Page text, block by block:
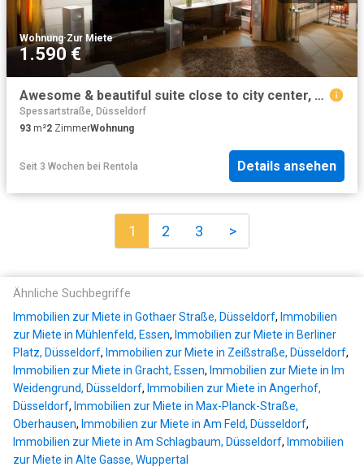
Wohnung·Zur Miete
1.590 €
Awesome & beautiful suite close to city center, Essen, Essen Amsterdam Apartments for Rent
Spessartstraße, Düsseldorf
93 m²2 ZimmerWohnung
Seit 3 Wochen bei Rentola Details ansehen
1 2 3 >
Ähnliche Suchbegriffe
Immobilien zur Miete in Gothaer Straße, Düsseldorf, Immobilien
zur Miete in Mühlenfeld, Essen, Immobilien zur Miete in Berliner
Platz, Düsseldorf, Immobilien zur Miete in Zeißstraße, Düsseldorf,
Immobilien zur Miete in Gracht, Essen, Immobilien zur Miete in Im
Weidengrund, Düsseldorf, Immobilien zur Miete in Angerhof,
Düsseldorf, Immobilien zur Miete in Max-Planck-Straße,
Oberhausen, Immobilien zur Miete in Am Feld, Düsseldorf,
Immobilien zur Miete in Am Schlagbaum, Düsseldorf, Immobilien
zur Miete in Alte Gasse, Wuppertal